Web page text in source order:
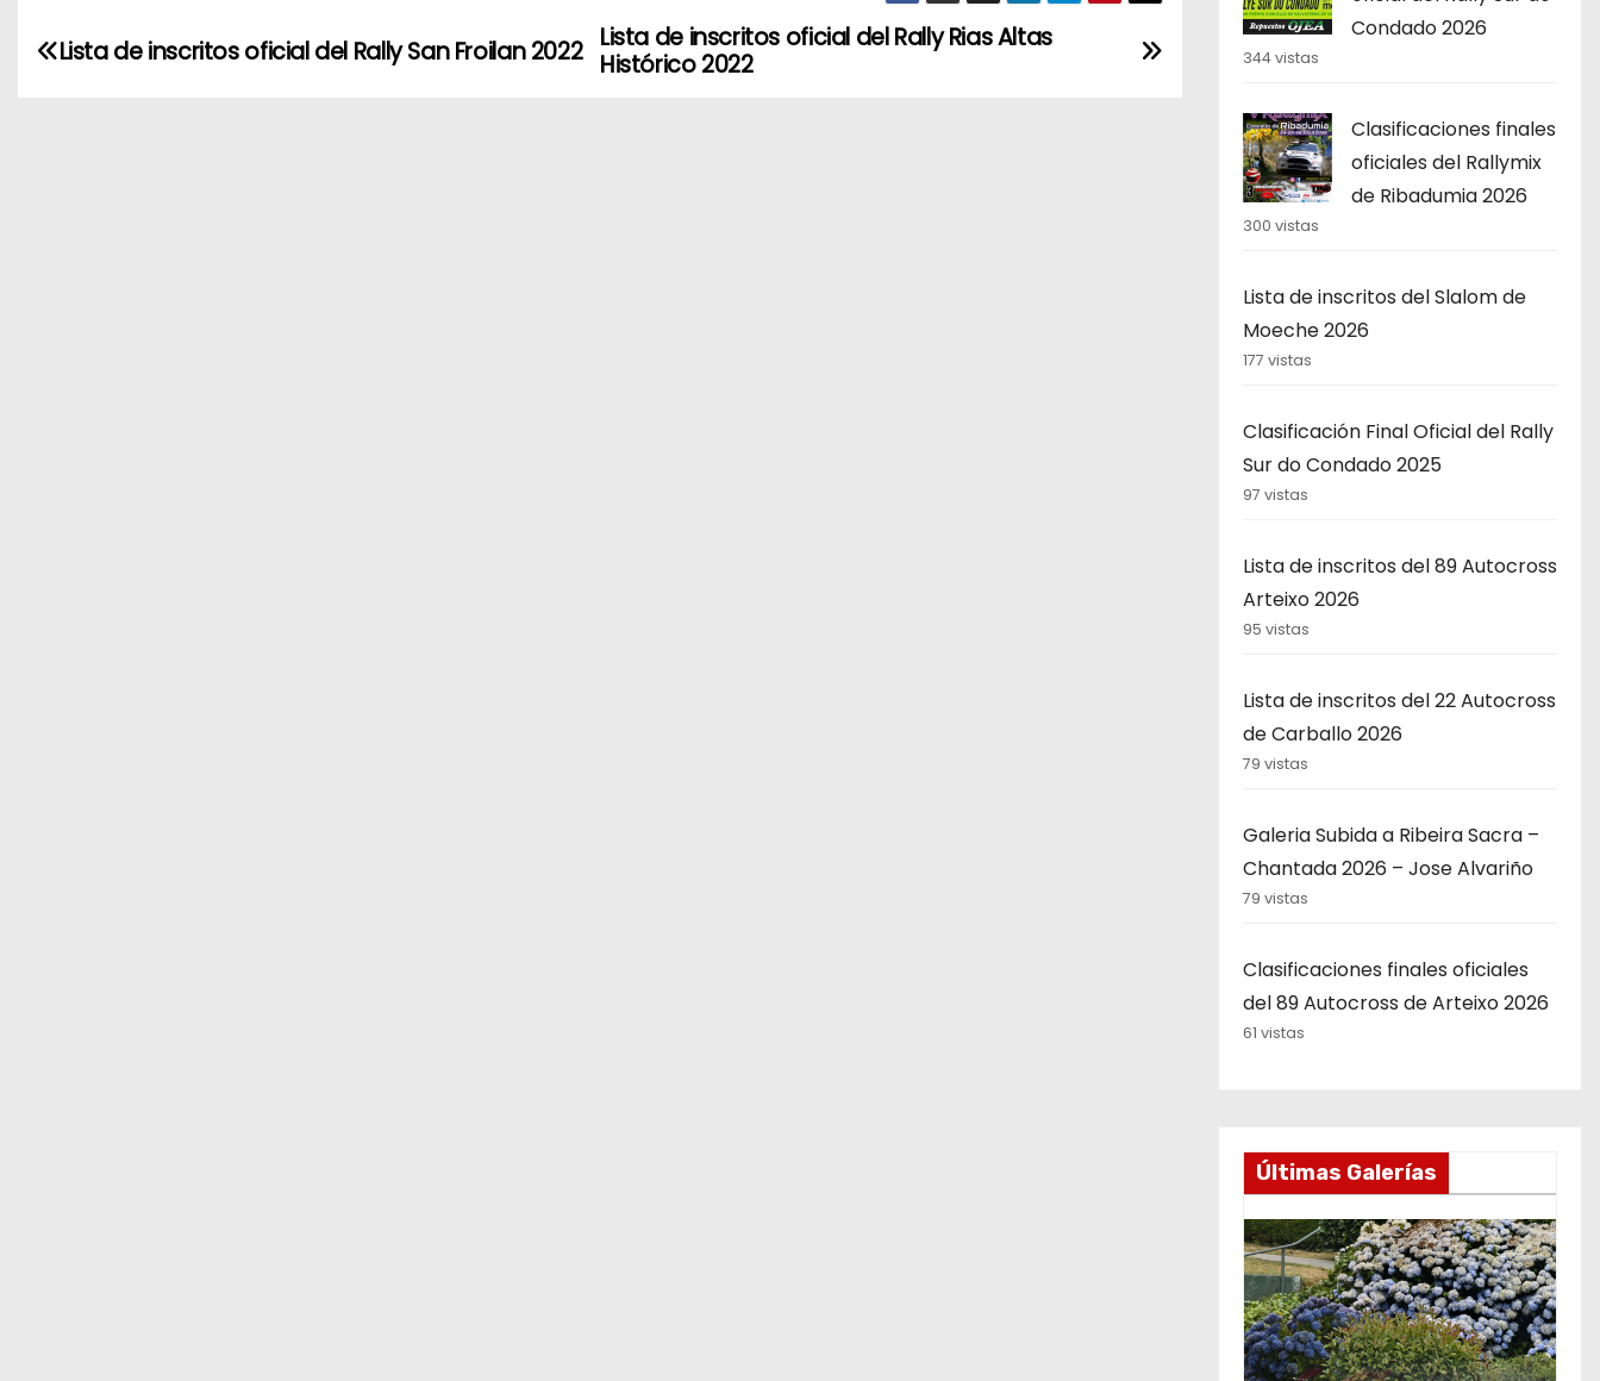
N
Lista de inscritos oficial del Rally Rias Altas
Histórico 2022
Lista de inscritos oficial del Rally San Froilan 2022
Condado 2026
344 vistas
Clasificaciones finales
oficiales del Rallymix
de Ribadumia 2026
300 vistas
Lista de inscritos del Slalom de
Moeche 2026
177 vistas
Clasificación Final Oficial del Rally
Sur do Condado 2025
97 vistas
Lista de inscritos del 89 Autocross
Arteixo 2026
95 vistas
Lista de inscritos del 22 Autocross
de Carballo 2026
79 vistas
Galeria Subida a Ribeira Sacra –
Chantada 2026 – Jose Alvariño
79 vistas
Clasificaciones finales oficiales
del 89 Autocross de Arteixo 2026
61 vistas
Últimas Galerías